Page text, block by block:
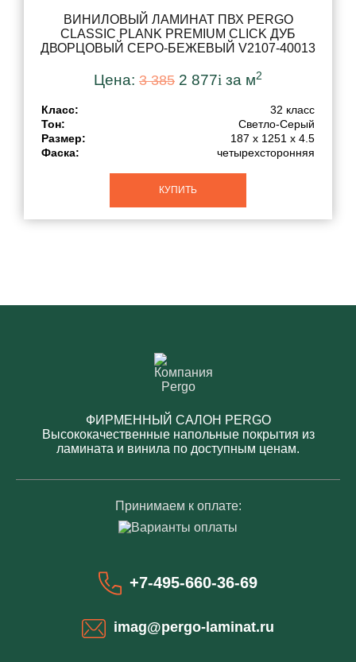
ВИНИЛОВЫЙ ЛАМИНАТ ПВХ PERGO
CLASSIC PLANK PREMIUM CLICK ДУБ
ДВОРЦОВЫЙ СЕРО-БЕЖЕВЫЙ V2107-40013
Цена: 3 385 2 877i за м2
Класс:
32 класс
Тон:
Светло-Серый
Размер:
187 x 1251 x 4.5
Фаска:
четырехсторонняя
КУПИТЬ
ФИРМЕННЫЙ САЛОН PERGO
Высококачественные напольные покрытия из
ламината и винила по доступным ценам.
Принимаем к оплате:
+7-495-660-36-69
imag@pergo-laminat.ru